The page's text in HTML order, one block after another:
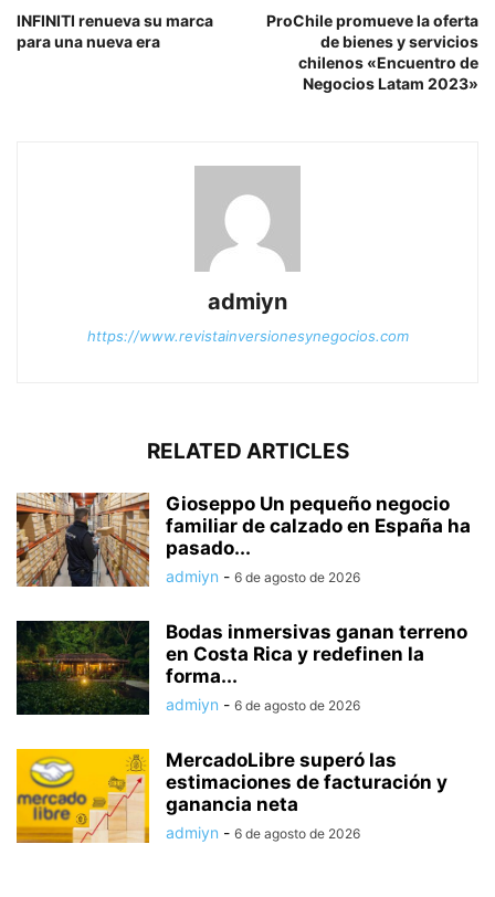
INFINITI renueva su marca
para una nueva era
ProChile promueve la oferta
de bienes y servicios
chilenos «Encuentro de
Negocios Latam 2023»
admiyn
https://www.revistainversionesynegocios.com
RELATED ARTICLES
Gioseppo Un pequeño negocio
familiar de calzado en España ha
pasado...
admiyn - 6 de agosto de 2026
Bodas inmersivas ganan terreno
en Costa Rica y redefinen la
forma...
admiyn - 6 de agosto de 2026
MercadoLibre superó las
estimaciones de facturación y
ganancia neta
admiyn - 6 de agosto de 2026